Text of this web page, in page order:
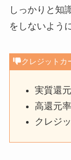
しっかりと知
をしないよう
クレジットカ
実質還
高還元
クレジ